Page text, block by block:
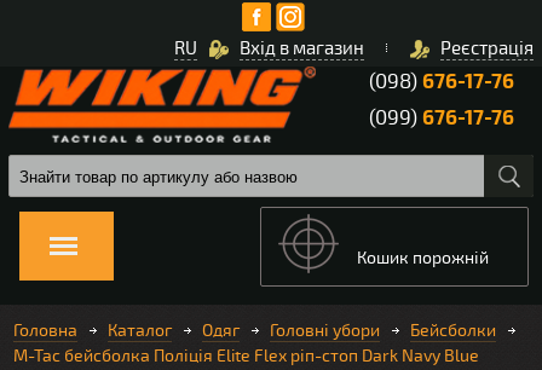
Вхід в магазин Реєстрація
RU
(098)676-17-76
(099)676-17-76
Кошик порожній
Головна Каталог Одяг Головні убори
Бейсболки
M-Tac бейсболка Поліція Elite Flex ріп-стоп Dark Navy Blue